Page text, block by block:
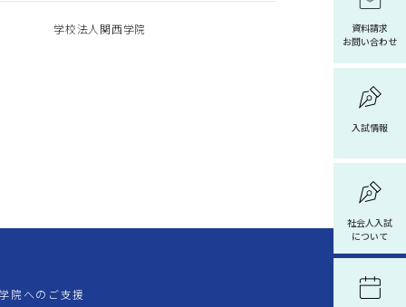
資料請求
お問い合わせ
入試情報
社会人入試
について
学校法人関西学院
院へのご支援